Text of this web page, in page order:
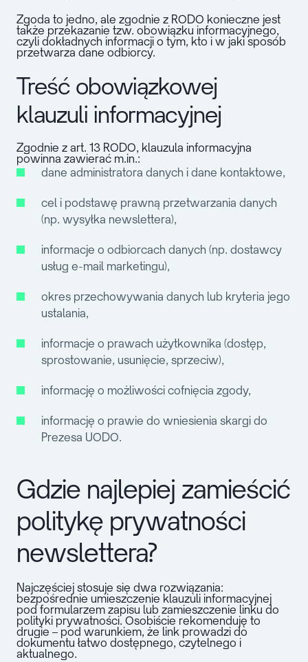
Zgoda to jedno, ale zgodnie z RODO konieczne jest
także przekazanie tzw. obowiązku informacyjnego,
czyli dokładnych informacji o tym, kto i w jaki sposób
przetwarza dane odbiorcy.
Treść obowiązkowej
klauzuli informacyjnej
Zgodnie z art. 13 RODO, klauzula informacyjna
powinna zawierać m.in.:
dane administratora danych i dane kontaktowe,
cel i podstawę prawną przetwarzania danych
(np. wysyłka newslettera),
informacje o odbiorcach danych (np. dostawcy
usług e-mail marketingu),
okres przechowywania danych lub kryteria jego
ustalania,
informacje o prawach użytkownika (dostęp,
sprostowanie, usunięcie, sprzeciw),
informację o możliwości cofnięcia zgody,
informację o prawie do wniesienia skargi do
Prezesa UODO.
Gdzie najlepiej zamieścić
politykę prywatności
newslettera?
Najczęściej stosuje się dwa rozwiązania:
bezpośrednie umieszczenie klauzuli informacyjnej
pod formularzem zapisu lub zamieszczenie linku do
polityki prywatności. Osobiście rekomenduję to
drugie – pod warunkiem, że link prowadzi do
dokumentu łatwo dostępnego, czytelnego i
aktualnego.